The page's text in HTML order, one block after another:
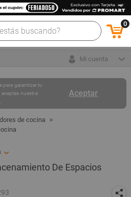
0
Mi cuenta
Aceptar
para garantizar tu
nuestra
de cocina
De Espacios